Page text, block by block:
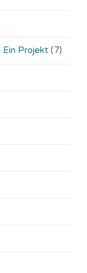
Ein Projekt (7)